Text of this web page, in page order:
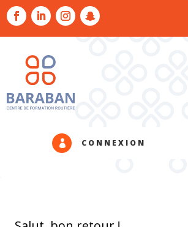
 CONNEXION